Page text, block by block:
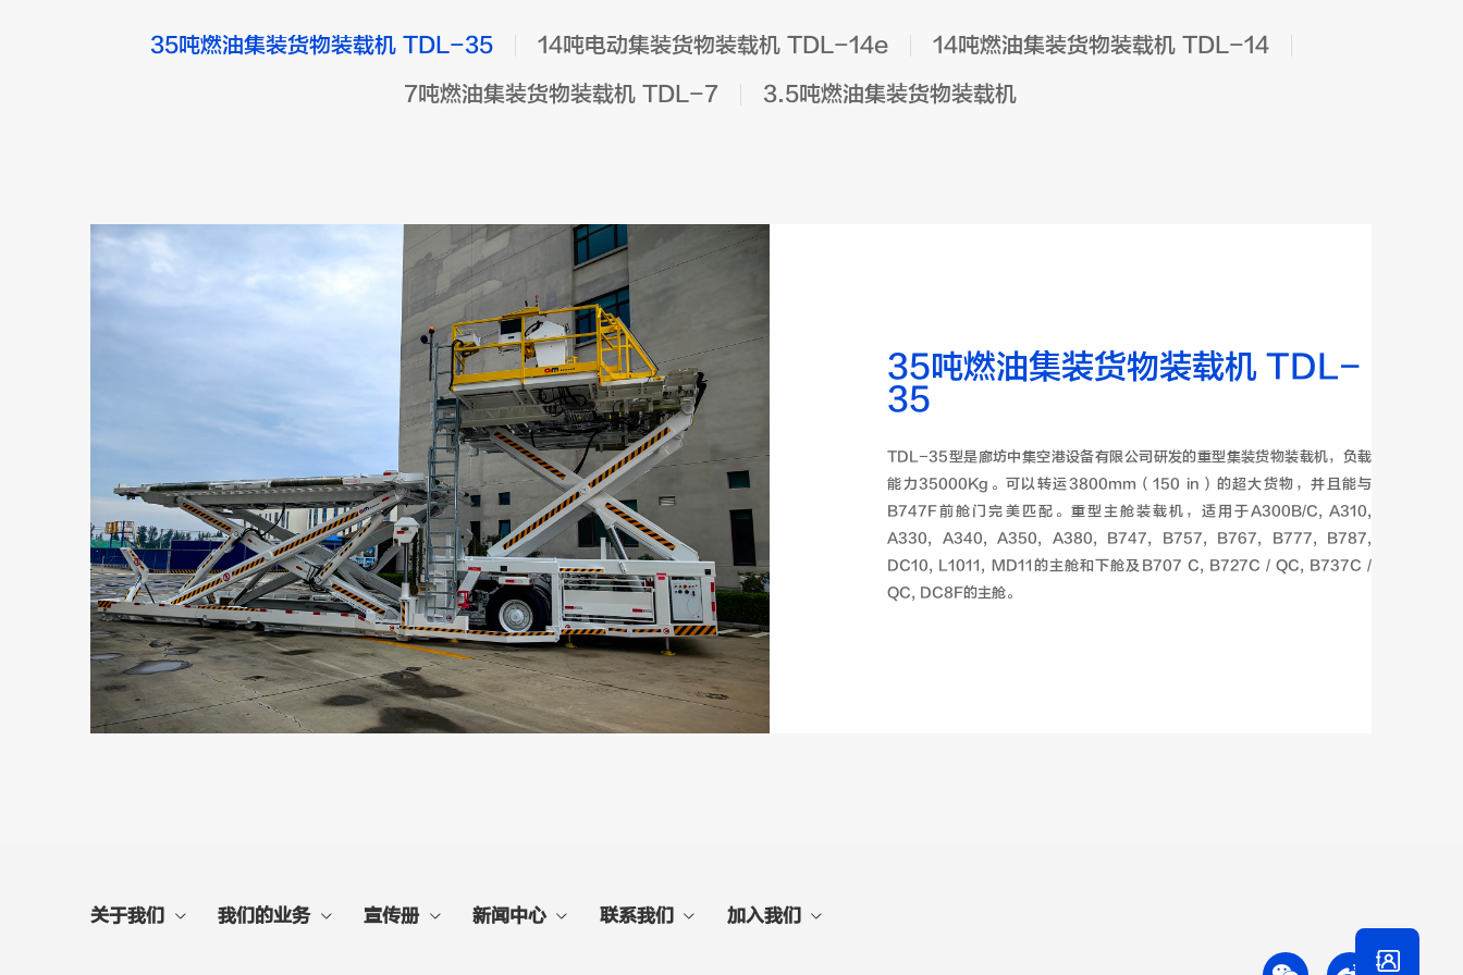
35吨燃油集装货物装载机 TDL-35 14吨电动集装货物装载机 TDL-14e
14吨燃油集装货物装载机 TDL-14
7吨燃油集装货物装载机 TDL-7
3.5吨燃油集装货物装载机
35吨燃油集装货物装载机 TDL-
35
TDL-35型是廊坊中集空港设备有限公司研发的重型集装货物装载机，负载
能力35000Kg。可以转运3800mm（150 in）的超大货物，并且能与
B747F前舱门完美匹配。重型主舱装载机，适用于A300B/C, A310,
A330, A340, A350, A380, B747, B757, B767, B777, B787,
DC10, L1011, MD11的主舱和下舱及B707 C, B727C / QC, B737C /
QC, DC8F的主舱。
关于我们 我们的业务 宣传册 新闻中心 联系我们 加入我们